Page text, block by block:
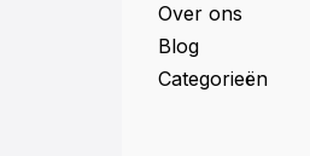
Over ons
Blog
Categorieën